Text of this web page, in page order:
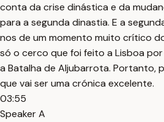
conta da crise dinástica e da
para a segunda dinastia. E a
nos de um momento muito crítico
só o cerco que foi feito a Lisboa
a Batalha de Aljubarrota. Portanto,
que vai ser uma crónica excelente.
03:55
Speaker A